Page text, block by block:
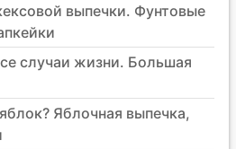
выпечки. Фунтовые
случаи жизни. Большая
Яблочная выпечка,